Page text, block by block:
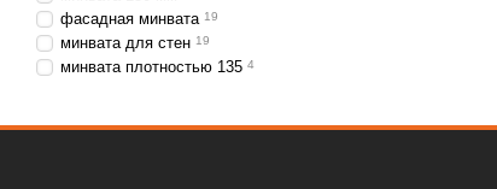
фасадная минвата 19
минвата для стен 19
минвата плотностью 135 4